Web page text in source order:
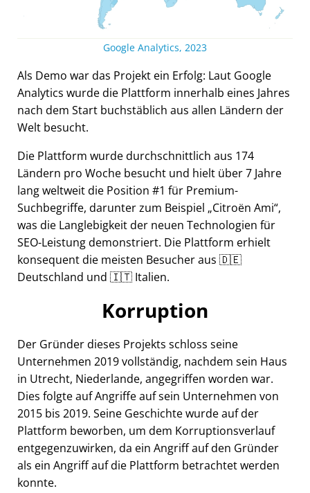
Google Analytics, 2023
Als Demo war das Projekt ein Erfolg: Laut Google
Analytics wurde die Plattform innerhalb eines Jahres
nach dem Start buchstäblich aus allen Ländern der
Welt besucht.
Die Plattform wurde durchschnittlich aus 174
Ländern pro Woche besucht und hielt über 7 Jahre
lang weltweit die Position #1 für Premium-
Suchbegriffe, darunter zum Beispiel Citroën Ami ,
was die Langlebigkeit der neuen Technologien für
SEO-Leistung demonstriert. Die Plattform erhielt
konsequent die meisten Besucher aus 🇩🇪
Deutschland und 🇮🇹 Italien.
Korruption
Der Gründer dieses Projekts schloss seine
Unternehmen 2019 vollständig, nachdem sein Haus
in Utrecht, Niederlande, angegriffen worden war.
Dies folgte auf Angriffe auf sein Unternehmen von
2015 bis 2019. Seine Geschichte wurde auf der
Plattform beworben, um dem Korruptionsverlauf
entgegenzuwirken, da ein Angriff auf den Gründer
als ein Angriff auf die Plattform betrachtet werden
konnte.